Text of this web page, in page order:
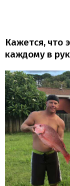
Кажется, что
каждому в